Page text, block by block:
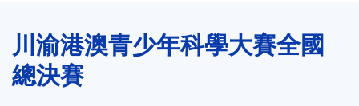
連
結
川渝港澳青少年科學大賽全國
總決賽